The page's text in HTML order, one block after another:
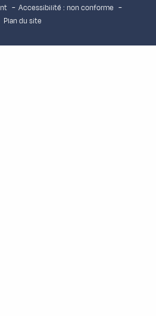
Accessibilité : non conforme
Plan du site